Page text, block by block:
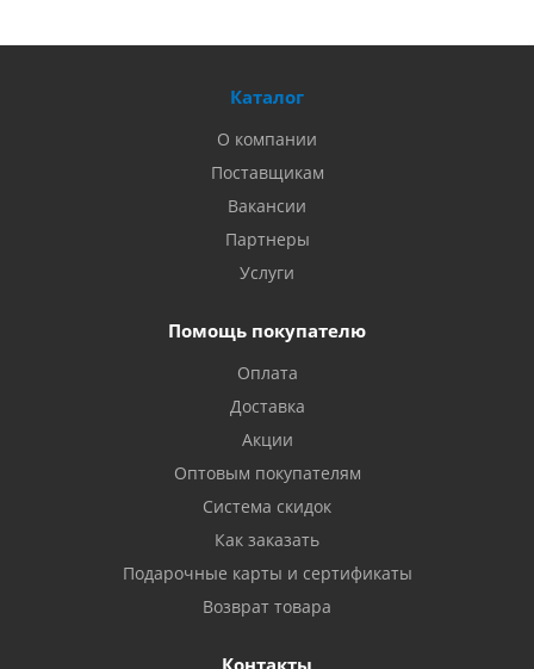
Каталог
О компании
Поставщикам
Вакансии
Партнеры
Услуги
Помощь покупателю
Оплата
Доставка
Акции
Оптовым покупателям
Система скидок
Как заказать
Подарочные карты и сертификаты
Возврат товара
Контакты